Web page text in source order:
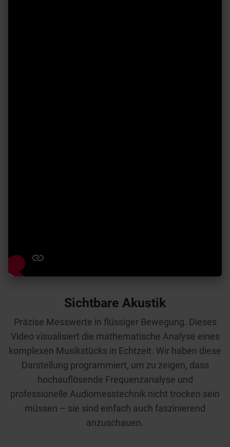
Sichtbare Akustik
Präzise Messwerte in flüssiger Bewegung. Dieses
Video visualisiert die mathematische Analyse eines
komplexen Musikstücks in Echtzeit. Wir haben diese
Darstellung programmiert, um zu zeigen, dass
hochauflösende Frequenzanalyse und
professionelle Audiomesstechnik nicht trocken sein
müssen – sie sind einfach auch faszinierend
anzuschauen.